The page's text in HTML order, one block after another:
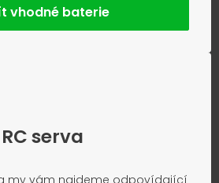
vhodné baterie
RC serva
my vám najdeme odpovídající